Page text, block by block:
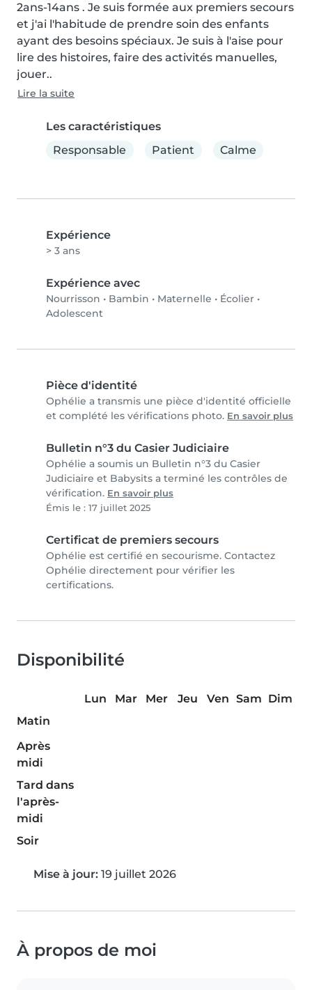
2ans-14ans . Je suis formée aux premiers secours
et j'ai l'habitude de prendre soin des enfants
ayant des besoins spéciaux. Je suis à l'aise pour
lire des histoires, faire des activités manuelles,
jouer..
Lire la suite
Les caractéristiques
Responsable
Patient Calme
Expérience
> 3 ans
Expérience avec
Nourrisson • Bambin • Maternelle • Écolier •
Adolescent
Pièce d'identité
Ophélie a transmis une pièce d'identité officielle
et complété les vérifications photo. En savoir plus
Bulletin n°3 du Casier Judiciaire
Ophélie a soumis un Bulletin n°3 du Casier
Judiciaire et Babysits a terminé les contrôles de
vérification. En savoir plus
Émis le : 17 juillet 2025
Certificat de premiers secours
Ophélie est certifié en secourisme. Contactez
Ophélie directement pour vérifier les
certifications.
Disponibilité
Lun Mar Mer Jeu Ven Sam Dim
Matin
Après
midi
Tard dans
l'après-
midi
Soir
Mise à jour: 19 juillet 2026
À propos de moi